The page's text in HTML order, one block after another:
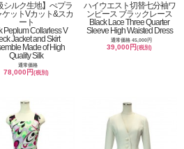
シルク生地】ぺプラ
ケットVカット&スカ
ート
Peplum Collarless V
Jacket and Skirt
Made of High
Quality Silk
通常価格
78,000円(税別)
ハイウエスト切替七分袖ワ
ンピース ブラックレース
Black Lace Three Quarter
Sleeve High Waisted Dress
通常価格 45,000円
39,000円(税別)